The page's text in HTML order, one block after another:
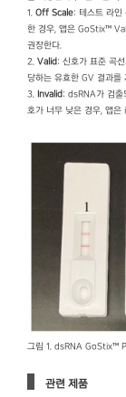
1. Off Scale: 테스트 라
한 경우, 앱은 GoStix™
권장한다.
2. Valid: 신호가 표준 곡
당하는 유효한 GV 결과를
3. Invalid: dsRNA가 검출
호가 너무 낮은 경우, 앱
그림 1. dsRNA GoStix™
관련 제품